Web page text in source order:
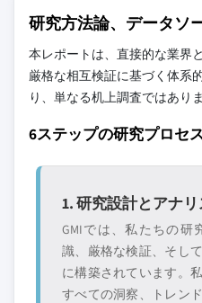
研究方法論、データソ
本レポートは、直接的な業界
厳格な相互検証に基づく体系
り、単なる机上調査ではありま
6ステップの研究プロセ
1. 研究設計とアナ
GMIでは、私たちの研
識、厳格な検証、そし
に構築されています。
すべての洞察、トレン